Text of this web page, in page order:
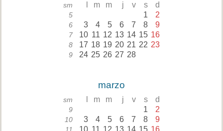
sm m m j v s d
5 1 2
6 3 4 5 6 7 8 9
7 10 11 12 13 14 15 16
8 17 18 19 20 21 22 23
9 24 25 26 27 28
marzo
sm m m j v s d
9 1 2
10 3 4 5 6 7 8 9